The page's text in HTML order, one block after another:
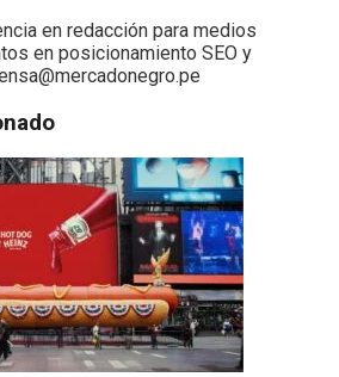
en redacción para medios
en posicionamiento SEO y